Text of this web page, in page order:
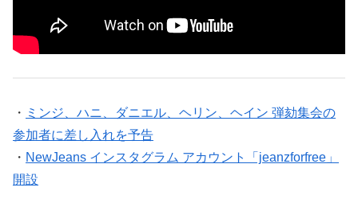
ミンジ、ハニ、ダニエル、ヘリン、ヘイン 弾劾集会の
参加者に差し入れを予告
NewJeans インスタグラム アカウント「jeanzforfree」
開設